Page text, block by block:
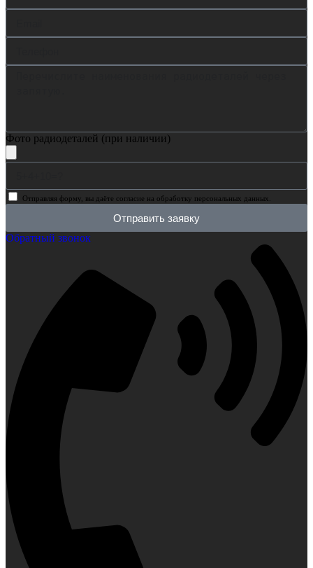
Фото радиодеталей (при наличии)
Отправляя форму, вы даёте согласие на обработку персональных данных.
Отправить заявку
Обратный звонок